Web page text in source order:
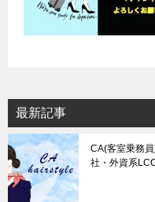
最新記事
CA(客室乗務
社・外資系